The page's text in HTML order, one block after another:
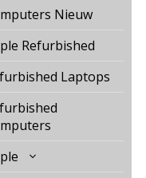
Nieuw
Refurbished
Laptops